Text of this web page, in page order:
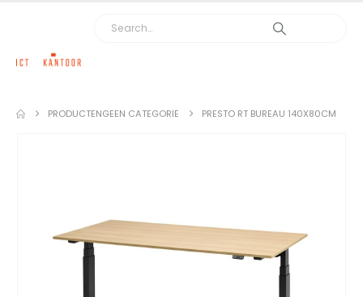
PRODUCTENGEEN CATEGORIE PRESTO RT BUREAU 140X80CM